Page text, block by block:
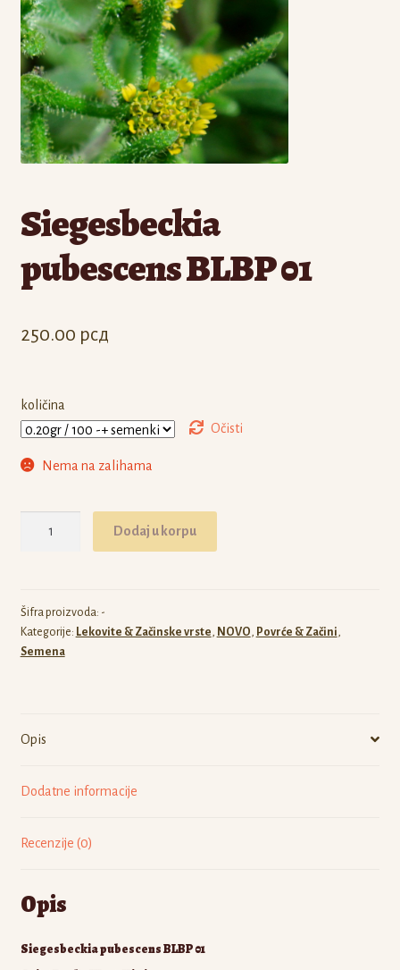
Odjava
Registracija
Siegesbeckia
pubescens BLBP 01
250.00 рсд
količina
Očisti
Nema na zalihama
količina
Dodaj u korpu
Šifra proizvoda: -
Kategorije: Lekovite & Začinske vrste, NOVO, Povrće & Začini,
Semena
Opis
Dodatne informacije
Recenzije (0)
Opis
Siegesbeckia pubescens BLBP 01